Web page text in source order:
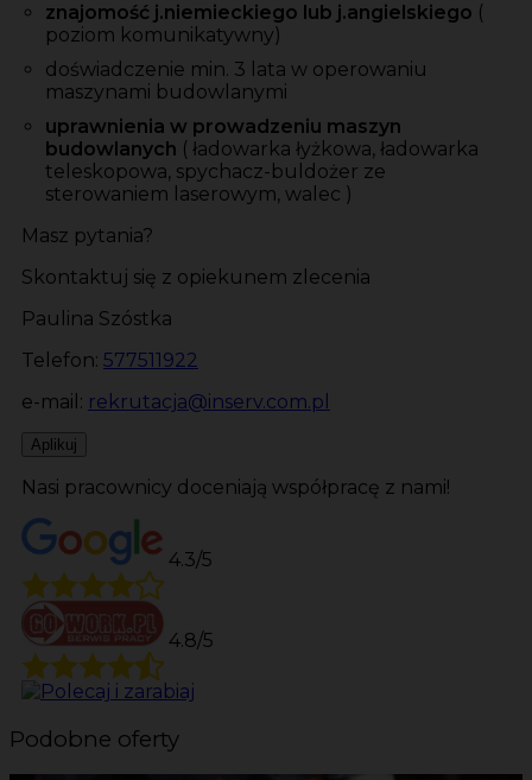
znajomość j.niemieckiego lub j.angielskiego (
poziom komunikatywny)
doświadczenie min. 3 lata w operowaniu
maszynami budowlanymi
uprawnienia w prowadzeniu maszyn
budowlanych ( ładowarka łyżkowa, ładowarka
teleskopowa, spychacz-buldożer ze
sterowaniem laserowym, walec )
Masz pytania?
Skontaktuj się z opiekunem zlecenia
Paulina Szóstka
Telefon: 577511922
e-mail: rekrutacja@inserv.com.pl
Aplikuj
Nasi pracownicy doceniają współpracę z nami!
4.3/5
4.8/5
Podobne oferty